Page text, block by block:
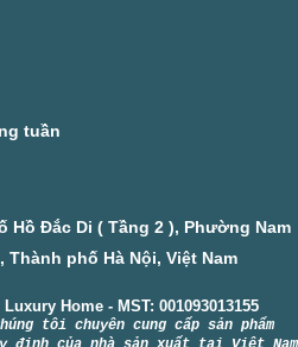
tuần
Hồ Đắc Di ( Tầng 2 ), Phường Nam
phố Hà Nội, Việt Nam
Home - MST: 001093013155
tôi chuyên cung cấp sản phẩm